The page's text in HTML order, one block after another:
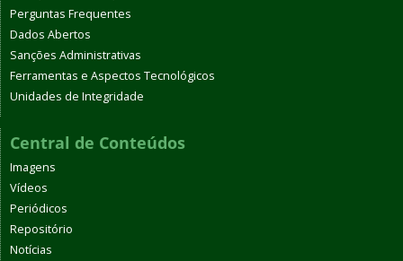
Perguntas Frequentes
Dados Abertos
Sanções Administrativas
Ferramentas e Aspectos Tecnológicos
Unidades de Integridade
Central de Conteúdos
Imagens
Vídeos
Periódicos
Repositório
Notícias